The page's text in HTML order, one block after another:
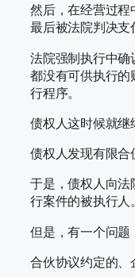
然后，在经营过程
最后被法院判决支
法院强制执行中
都没有可供执行
行程序。
债权人这时候就继
债权人发现有限合
于是，债权人向
行案件的被执行人。
但是，有一个问题
合伙协议约定的、